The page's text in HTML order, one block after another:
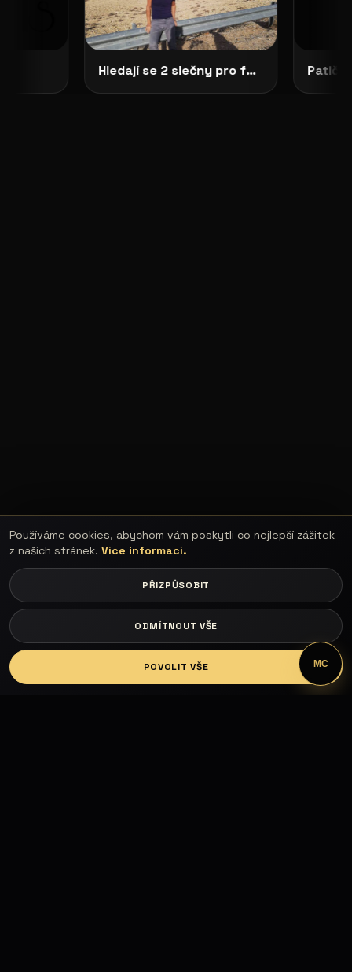
LOGIN
Hledají se 2 slečny pro focení do připravované knihy Pavouk Patička
Používáme cookies, abychom vám poskytli co nejlepší zážitek
z našich stránek. Více informací.
PŘIZPŮSOBIT
ODMÍTNOUT VŠE
POVOLIT VŠE MC